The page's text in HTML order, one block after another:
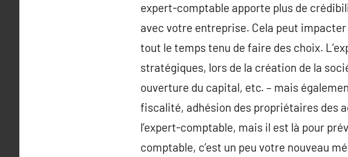
expert-comptable apporte plus de
avec votre entreprise. Cela peut
tout le temps tenu de faire des choix.
stratégiques, lors de la création de la
ouverture du capital, etc. – mais
fiscalité, adhésion des propriétaires des
l’expert-comptable, mais il est là pour
comptable, c’est un peu votre nouveau